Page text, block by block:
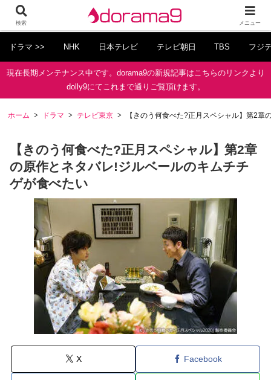
ドラマ >> NHK 日本テレビ テレビ朝日 TBS フジ
現在長期メンテナンス中です。dorama9の新規記事はこちらのリンクより
dolly9にてこれまで通りご覧頂けます。
ホーム ドラマ テレビ東京 【きのう何食べた?正月スペシャル】第2
【きのう何食べた?正月スペシャル】第2章
の原作とネタバレ!ジルベールのキムチチ
ゲが食べたい
X Facebook
検索 メニュー